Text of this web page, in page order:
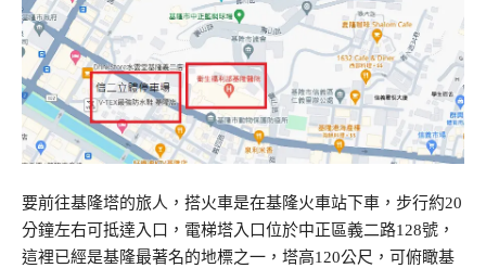
要前往基隆塔的旅人，搭火車是在基隆火車站下車，步行約20
分鐘左右可抵達入口，電梯塔入口位於中正區義二路128號，
這裡已經是基隆最著名的地標之一，塔高120公尺，可俯瞰基